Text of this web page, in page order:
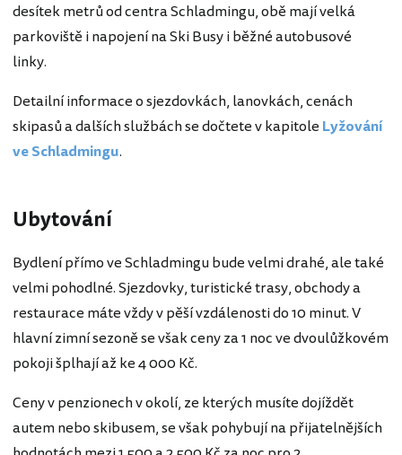
desítek metrů od centra Schladmingu, obě mají velká
parkoviště i napojení na Ski Busy i běžné autobusové
linky.
Detailní informace o sjezdovkách, lanovkách, cenách
skipasů a dalších službách se dočtete v kapitole Lyžování
ve Schladmingu.
Ubytování
Bydlení přímo ve Schladmingu bude velmi drahé, ale také
velmi pohodlné. Sjezdovky, turistické trasy, obchody a
restaurace máte vždy v pěší vzdálenosti do 10 minut. V
hlavní zimní sezoně se však ceny za 1 noc ve dvoulůžkovém
pokoji šplhají až ke 4 000 Kč.
Ceny v penzionech v okolí, ze kterých musíte dojíždět
autem nebo skibusem, se však pohybují na přijatelnějších